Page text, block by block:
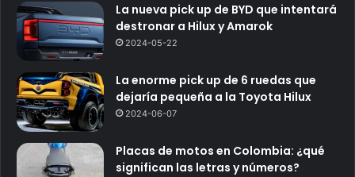
La nueva pick up de BYD que intentará
destronar a Hilux y Amarok
2024-05-22
La enorme pick up de 6 ruedas que
dejaría pequeña a la Toyota Hilux
2024-06-07
Placas de motos en Colombia: ¿qué
significan las letras y números?